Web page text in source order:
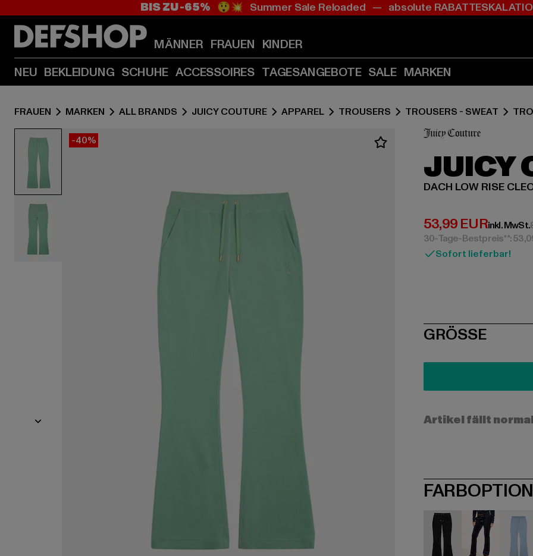
Zum
(Enter
drücken)
Zum
(Enter
drücken)
BIS ZU -65% 😲💥 Summer Sale Reloaded — absolute
MÄNNER FRAUEN KINDER
NEU BEKLEIDUNG SCHUHE ACCESSOIRES TAGESANGEBOTE SALE MARKEN
FRAUEN MARKEN ALL BRANDS JUICY COUTURE APPAREL TROUSERS TROUSERS - SWEAT
-40%
JUICY
DACH LOW RISE
53,99 EUR
Derzeitiger Preis:
inkl. MwSt.
30-Tage-Bestpreis**:
Sofort lieferbar!
SIZE
GRÖSSE
Artikel fällt